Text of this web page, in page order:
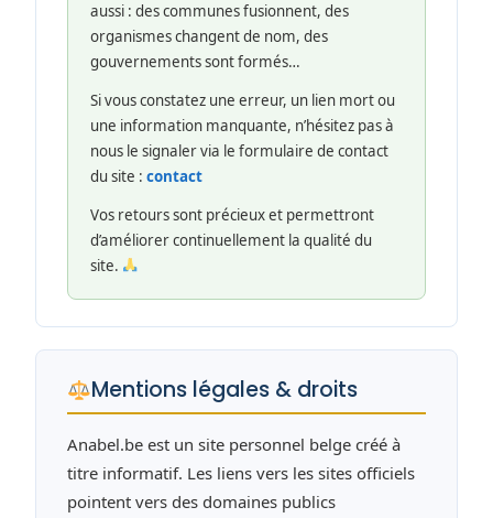
aussi : des communes fusionnent, des
organismes changent de nom, des
gouvernements sont formés…
Si vous constatez une erreur, un lien mort ou
une information manquante, n’hésitez pas à
nous le signaler via le formulaire de contact
du site : contact
Vos retours sont précieux et permettront
d’améliorer continuellement la qualité du
site.
Mentions légales & droits
Anabel.be est un site personnel belge créé à
titre informatif. Les liens vers les sites officiels
pointent vers des domaines publics